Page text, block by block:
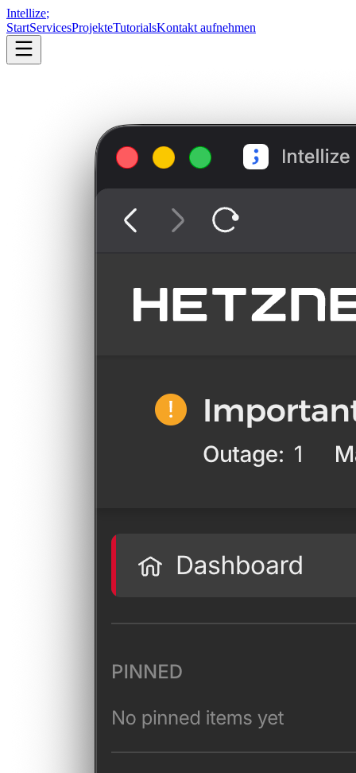
Intellize;
StartServicesProjekteTutorialsKontakt aufnehmen